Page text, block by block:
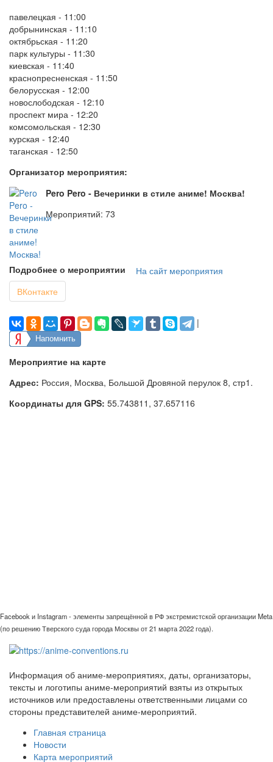
павелецкая - 11:00
добрынинская - 11:10
октябрьская - 11:20
парк культуры - 11:30
киевская - 11:40
краснопресненская - 11:50
белорусская - 12:00
новослободская - 12:10
проспект мира - 12:20
комсомольская - 12:30
курская - 12:40
таганская - 12:50
Организатор мероприятия:
Pero Pero - Вечеринки в стиле аниме! Москва!
Мероприятий: 73
Подробнее о мероприятии
На сайт мероприятия
ВКонтакте
|
Напомнить
Мероприятие на карте
Адрес: Россия, Москва, Большой Дровяной перулок 8, стр1.
Координаты для GPS: 55.743811 , 37.657116
Facebook и Instagram - элементы запрещённой в РФ экстремистской организации Meta
(по решению Тверского суда города Москвы от 21 марта 2022 года).
Информация об аниме-мероприятиях, даты, организаторы,
тексты и логотипы аниме-мероприятий взяты из открытых
источников или предоставлены ответственными лицами со
стороны представителей аниме-мероприятий.
Главная страница
Новости
Карта мероприятий